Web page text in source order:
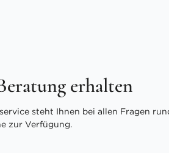
erhalten
steht Ihnen bei allen Fragen
zur Verfügung.